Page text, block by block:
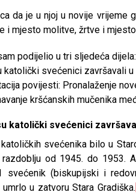
da je u njoj u novije
i mjesto molitve, žrtve i
podijelio u tri sljedeća dijela:
katolički svećenici završavali u
povijesti: Pronalaženje
kršćanskih mučenika
katolički svećenici
svećenika bilo u
od 1945. do 1953.
svećenik (biskupijski i
u zatvoru Stara Gradiška.